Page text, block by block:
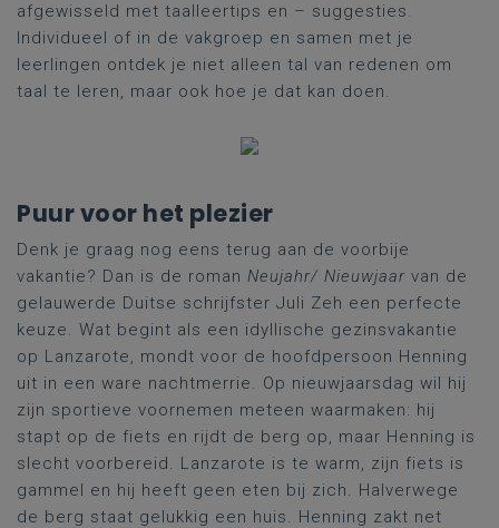
afgewisseld met taalleertips en – suggesties.
Individueel of in de vakgroep en samen met je
leerlingen ontdek je niet alleen tal van redenen om
taal te leren, maar ook hoe je dat kan doen.
Puur voor het plezier
Denk je graag nog eens terug aan de voorbije
vakantie? Dan is de roman Neujahr/ Nieuwjaar van de
gelauwerde Duitse schrijfster Juli Zeh een perfecte
keuze. Wat begint als een idyllische gezinsvakantie
op Lanzarote, mondt voor de hoofdpersoon Henning
uit in een ware nachtmerrie. Op nieuwjaarsdag wil hij
zijn sportieve voornemen meteen waarmaken: hij
stapt op de fiets en rijdt de berg op, maar Henning is
slecht voorbereid. Lanzarote is te warm, zijn fiets is
gammel en hij heeft geen eten bij zich. Halverwege
de berg staat gelukkig een huis. Henning zakt net